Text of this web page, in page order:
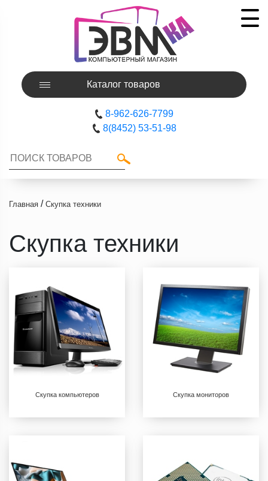
Каталог товаров
8-962-626-7799
8(8452) 53-51-98
Главная / Скупка техники
Скупка техники
Скупка компьютеров Скупка мониторов